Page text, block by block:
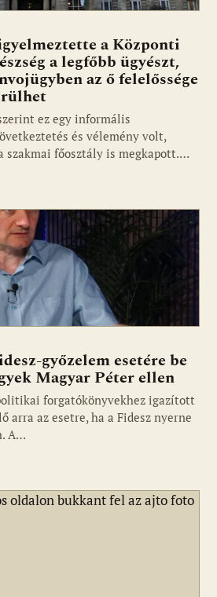
a Központi
a legfőbb ügyészt,
az ő felelőssége
ez egy informális
és vélemény volt,
szakmai főosztály is megkapott.…
győzelem esetére be
Magyar Péter ellen
forgatókönyvekhez igazított
arra az esetre, ha a Fidesz nyerne
A…